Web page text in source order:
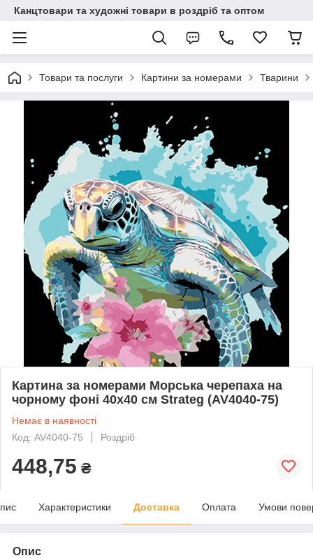
Канцтовари та художні товари в роздріб та оптом
Товари та послуги Картини за номерами Тварини
Картина за номерами Морська черепаха на
чорному фоні 40х40 см Strateg (AV4040-75)
Немає в наявності
Код: AV4040-75
Роздріб
448,75 ₴
Характеристики Доставка Оплата Умови
Опис